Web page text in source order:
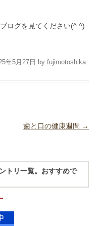
ログを見てください(^.^)
年5月27日 by fujimotoshika
歯と口の健康週間 →
トリ一覧。おすすめで